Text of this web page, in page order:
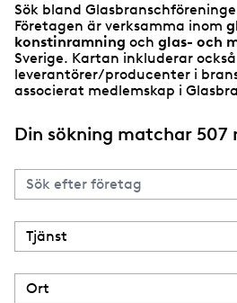
Sök bland
Företagen är verksamma inom
konstinramning och glas- och
Sverige. Kartan inkluderar
leverantörer/producenter i
associerat medlemskap i
Din sökning matchar 507